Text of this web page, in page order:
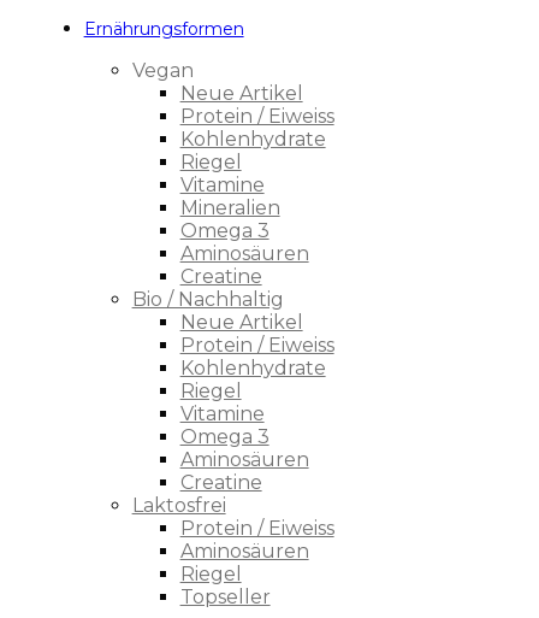
Ernährungsformen
Vegan
Neue Artikel
Protein / Eiweiss
Kohlenhydrate
Riegel
Vitamine
Mineralien
Omega 3
Aminosäuren
Creatine
Bio / Nachhaltig
Neue Artikel
Protein / Eiweiss
Kohlenhydrate
Riegel
Vitamine
Omega 3
Aminosäuren
Creatine
Laktosfrei
Protein / Eiweiss
Aminosäuren
Riegel
Topseller